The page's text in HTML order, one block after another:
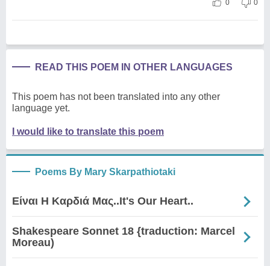
0 0
READ THIS POEM IN OTHER LANGUAGES
This poem has not been translated into any other
language yet.
I would like to translate this poem
Poems By Mary Skarpathiotaki
Είναι Η Καρδιά Μας..It's Our Heart..
Shakespeare Sonnet 18 {traduction: Marcel
Moreau)